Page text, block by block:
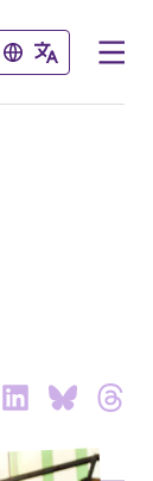
Schließen
Schließen